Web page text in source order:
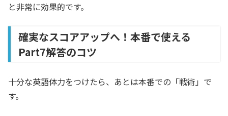
と非常に効果的です。
確実なスコアアップへ！本番で使える
Part7解答のコツ
十分な英語体力をつけたら、あとは本番での「戦術」で
す。